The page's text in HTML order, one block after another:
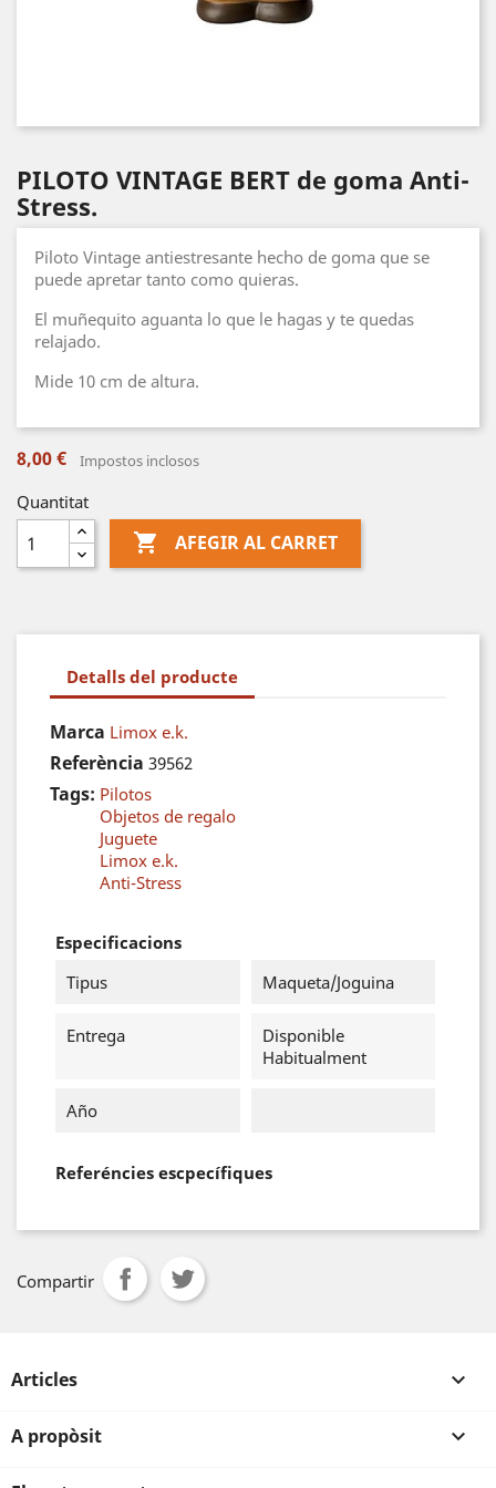
PILOTO VINTAGE BERT de goma Anti-
Stress.
Piloto Vintage antiestresante hecho de goma que se
puede apretar tanto como quieras.
El muñequito aguanta lo que le hagas y te quedas
relajado.
Mide 10 cm de altura.
8,00 € Impostos inclosos
Quantitat
 AFEGIR AL CARRET
Detalls del producte
Marca Limox e.k.
Referència 39562
Tags: Pilotos
Objetos de regalo
Juguete
Limox e.k.
Anti-Stress
Especificacions
Tipus
Maqueta/Joguina
Entrega
Disponible
Habitualment
Año
Referéncies escpecífiques
Compartir
Articles 
A propòsit 